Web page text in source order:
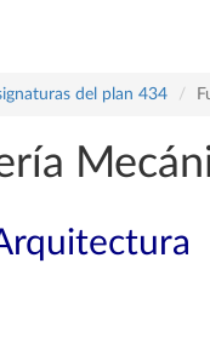
del plan 434